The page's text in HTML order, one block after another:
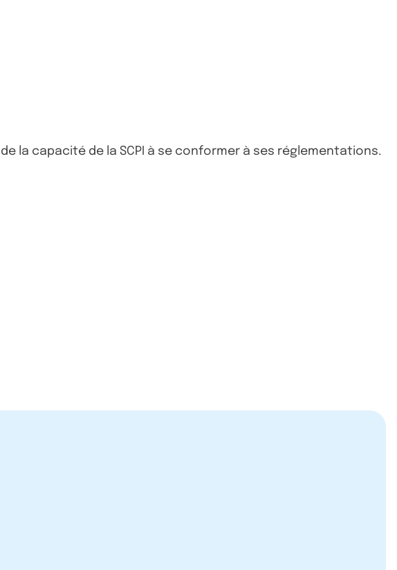
la capacité de la SCPI à se conformer à ses réglementations.